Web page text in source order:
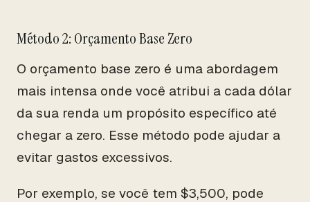
Método 2: Orçamento Base Zero
O orçamento base zero é uma abordagem
mais intensa onde você atribui a cada dólar
da sua renda um propósito específico até
chegar a zero. Esse método pode ajudar a
evitar gastos excessivos.
Por exemplo, se você tem $3,500, pode